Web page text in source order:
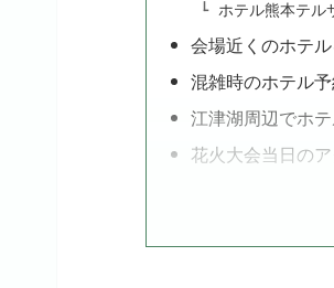
ホテル熊本テル
会場近くのホテ
混雑時のホテル
江津湖周辺でホ
花火大会当日の